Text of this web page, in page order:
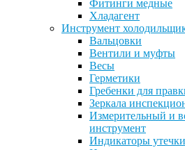
Фитинги медные
Хладагент
Инструмент
Вальцовки
Вентили и муфты
Весы
Герметики
Гребенки для
Зеркала
Измерительный и
инструмент
Индикаторы